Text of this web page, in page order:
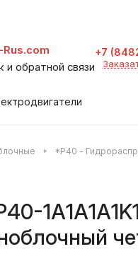
и обратной связи
+7
*P40 -